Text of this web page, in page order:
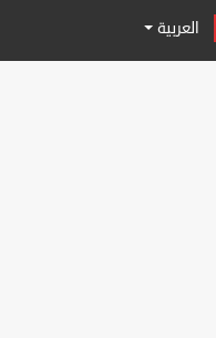
العربية